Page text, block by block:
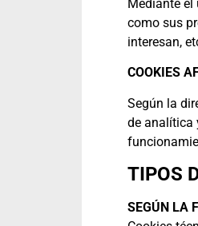
Mediante el
como sus
interesan,
COOKIES
Según la
de analítica
TIPOS
SEGÚN LA